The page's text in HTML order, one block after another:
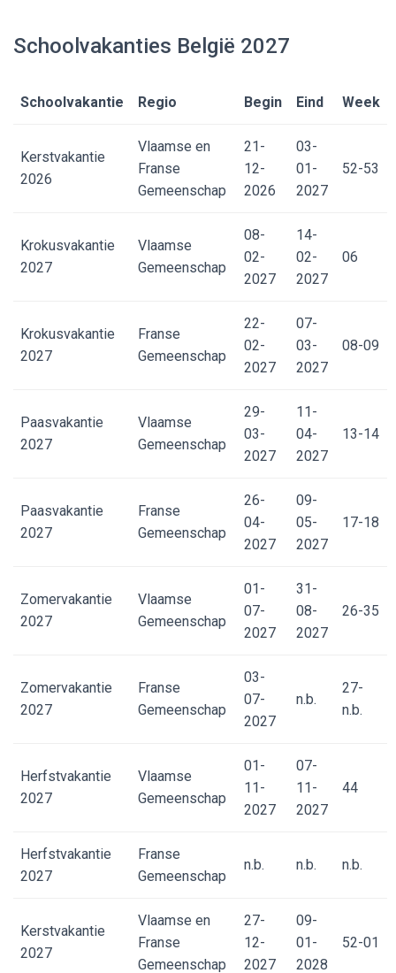
Schoolvakanties België 2027
Schoolvakantie Regio Begin Eind Week
Kerstvakantie
2026
Vlaamse en
Franse
Gemeenschap
21-
12-
2026
03-
01-
2027
52-53
Krokusvakantie
2027
Vlaamse
Gemeenschap
08-
02-
2027
14-
02-
2027
06
Krokusvakantie
2027
Franse
Gemeenschap
22-
02-
2027
07-
03-
2027
08-09
Paasvakantie
2027
Vlaamse
Gemeenschap
29-
03-
2027
11-
04-
2027
13-14
Paasvakantie
2027
Franse
Gemeenschap
26-
04-
2027
09-
05-
2027
17-18
Zomervakantie
2027
Vlaamse
Gemeenschap
01-
07-
2027
31-
08-
2027
26-35
Zomervakantie
2027
Franse
Gemeenschap
03-
07-
2027
n.b.
27-
n.b.
Herfstvakantie
2027
Vlaamse
Gemeenschap
01-
11-
2027
07-
11-
2027
44
Herfstvakantie
2027
Franse
Gemeenschap
n.b. n.b. n.b.
Kerstvakantie
2027
Vlaamse en
Franse
Gemeenschap
27-
12-
2027
09-
01-
2028
52-01